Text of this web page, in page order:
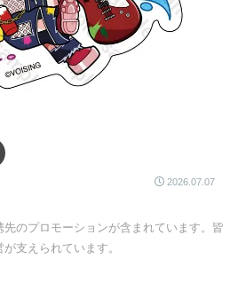
2026.07.07
のプロモーションが含まれています。皆
支えられています。